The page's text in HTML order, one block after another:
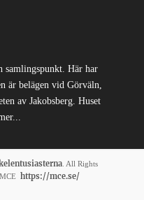
samlingspunkt. Här har
är belägen vid Görväln,
av Jakobsberg. Huset
. All Rights
https://mce.se/